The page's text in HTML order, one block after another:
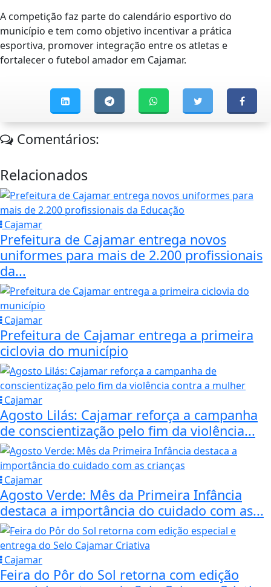
A competição faz parte do calendário esportivo do
município e tem como objetivo incentivar a prática
esportiva, promover integração entre os atletas e
fortalecer o futebol amador em Cajamar.
Comentários:
Relacionados
Cajamar
Prefeitura de Cajamar entrega novos
uniformes para mais de 2.200 profissionais
da...
Cajamar
Prefeitura de Cajamar entrega a primeira
ciclovia do município
Cajamar
Agosto Lilás: Cajamar reforça a campanha
de conscientização pelo fim da violência...
Cajamar
Agosto Verde: Mês da Primeira Infância
destaca a importância do cuidado com as...
Cajamar
Feira do Pôr do Sol retorna com edição